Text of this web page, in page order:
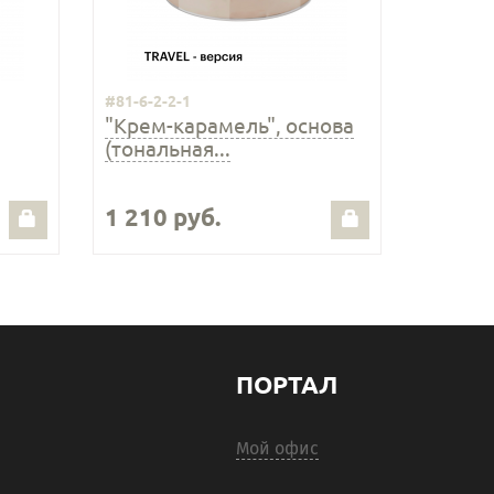
#81-6-2-2-1
"Крем-карамель", основа
(тональная...
1 210 руб.
ПОРТАЛ
Мой офис